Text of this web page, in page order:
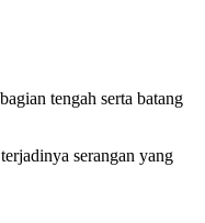
tengah serta batang
serangan yang